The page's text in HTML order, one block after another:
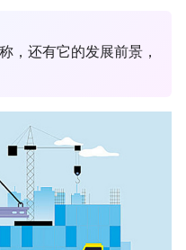
，还有它的发展前景，